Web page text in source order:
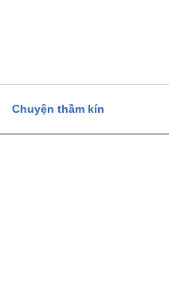
Chuyện thầm kín